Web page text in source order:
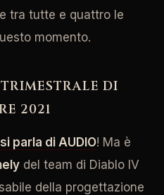
tra tutte e quattro le
momento.
DI
2021
si parla di AUDIO! Ma è
del team di Diablo IV
della progettazione